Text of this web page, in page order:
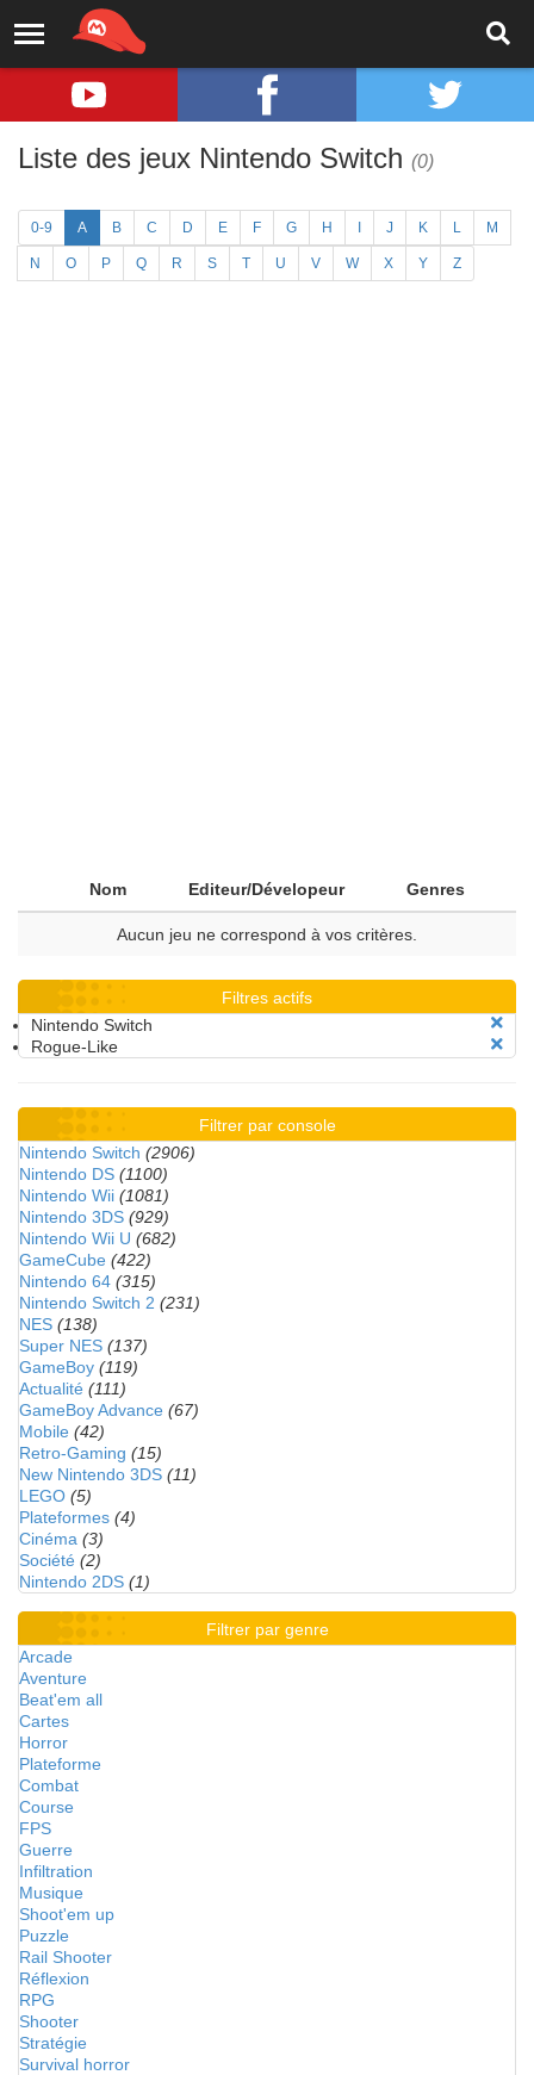
Liste des jeux Nintendo Switch (0)
0-9 A B C D E F G H J K L M
N O P Q R S T U V W X Y Z
Nom Editeur/Dévelopeur Genres
Aucun jeu ne correspond à vos critères.
Filtres actifs
Nintendo Switch
Rogue-Like
Filtrer par console
Nintendo Switch (2906)
Nintendo DS (1100)
Nintendo Wii (1081)
Nintendo 3DS (929)
Nintendo Wii U (682)
GameCube (422)
Nintendo 64 (315)
Nintendo Switch 2 (231)
NES (138)
Super NES (137)
GameBoy (119)
Actualité (111)
GameBoy Advance (67)
Mobile (42)
Retro-Gaming (15)
New Nintendo 3DS (11)
LEGO (5)
Plateformes (4)
Cinéma (3)
Société (2)
Nintendo 2DS (1)
Filtrer par genre
Arcade
Aventure
Beat'em all
Cartes
Horror
Plateforme
Combat
Course
FPS
Guerre
Infiltration
Musique
Shoot'em up
Puzzle
Rail Shooter
Réflexion
RPG
Shooter
Stratégie
Survival horror